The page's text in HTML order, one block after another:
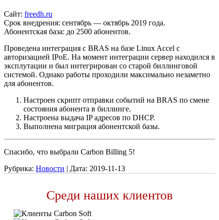
Сайт: freedh.ru
Срок внедрения: сентябрь — октябрь 2019 года.
Абонентская база: до 2500 абонентов.
Проведена интеграция с BRAS на базе Linux Accel с
авторизацией IPoЕ. На момент интеграции сервер находился в
эксплутации и был интегрирован со старой биллинговой
системой. Однако работы проходили максимально незаметно
для абонентов.
Настроен скрипт отправки событий на BRAS по смене
состояния абонента в биллинге.
Настроена выдача IP адресов по DHCP.
Выполнена миграция абонентской базы.
Спасибо, что выбрали Carbon Billing 5!
Рубрика: Новости | Дата: 2019-11-13
Среди наших клиентов